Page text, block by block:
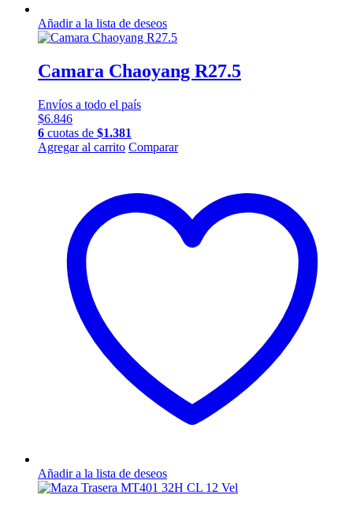
Añadir a la lista de deseos
Camara Chaoyang R27.5
Envíos a todo el país
$6.846
6 cuotas de $1.381
Agregar al carrito Comparar
Añadir a la lista de deseos